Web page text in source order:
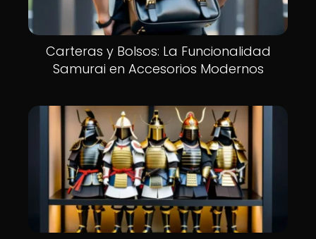
Carteras y Bolsos: La Funcionalidad
Samurai en Accesorios Modernos